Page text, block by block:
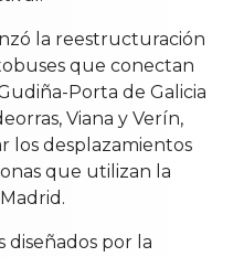
la reestructuración
que conectan
Porta de Galicia
Viana y Verín,
los desplazamientos
que utilizan la
diseñados por la